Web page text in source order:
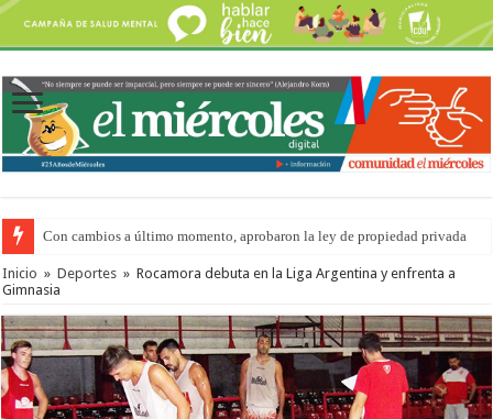
Con cambios a último momento, aprobaron la ley de propiedad privada
Inicio » Deportes » Rocamora debuta en la Liga Argentina y enfrenta a
Gimnasia